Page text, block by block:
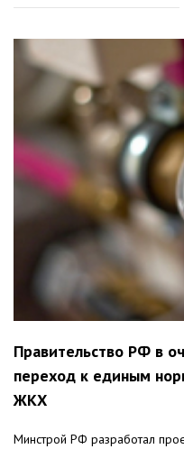
Правительство РФ в
переход к единым
ЖКХ
Минстрой РФ разработал